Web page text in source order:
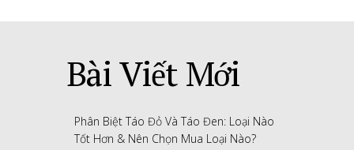
Bài Viết Mới
Phân Biệt Táo Đỏ Và Táo Đen: Loại Nào
Tốt Hơn & Nên Chọn Mua Loại Nào?